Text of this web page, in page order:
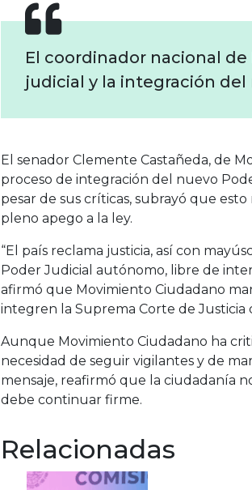
El coordinador nacional
judicial y la integración del
El senador Clemente Castañeda, de
proceso de integración del nuevo
pesar de sus críticas, subrayó que
pleno apego a la ley.
“El país reclama justicia, así con
Poder Judicial autónomo, libre de
afirmó que Movimiento Ciudadano
integren la Suprema Corte de Justicia
Aunque Movimiento Ciudadano ha
necesidad de seguir vigilantes y de
mensaje, reafirmó que la ciudadanía
debe continuar firme.
Relacionadas